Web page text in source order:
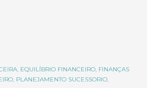
, EQUILÍBRIO FINANCEIRO, FINANÇAS
, PLANEJAMENTO SUCESSORIO,